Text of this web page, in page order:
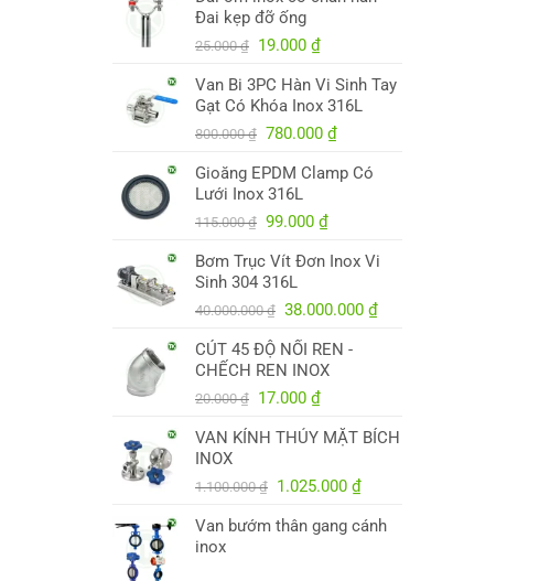
Đai kẹp đỡ ống
25.000₫ Giá
là:
25.000 ₫.
19.000 ₫Giá
tại
là:
19.000 ₫.
Van Bi 3PC Hàn Vi Sinh Tay
Gạt Có Khóa Inox 316L
800.000₫ Giá
là:
800.000 ₫.
780.000 ₫Giá
tại
Gioăng EPDM Clamp Có
Lưới Inox 316L
115.000₫ Giá
là:
115.000 ₫.
99.000 ₫Giá
tại
99.000 ₫.
Bơm Trục Vít Đơn Inox Vi
Sinh 304 316L
40.000.000₫ Giá
là:
40.000.000 ₫.
38.000.000 ₫Giá
CÚT 45 ĐỘ NỐI REN -
CHẾCH REN INOX
20.000₫ Giá
là:
17.000 ₫Giá
tại
17.000 ₫.
VAN KÍNH THỦY MẶT BÍCH
INOX
1.100.000₫ Giá
là:
1.025.000 ₫Giá
tại
Van bướm thân gang cánh
inox